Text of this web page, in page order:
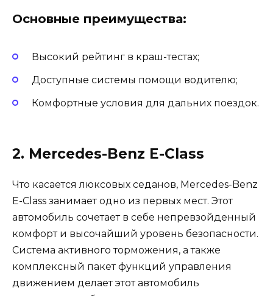
Основные преимущества:
Высокий рейтинг в краш-тестах;
Доступные системы помощи водителю;
Комфортные условия для дальних поездок.
2. Mercedes-Benz E-Class
Что касается люксовых седанов, Mercedes-Benz
E-Class занимает одно из первых мест. Этот
автомобиль сочетает в себе непревзойденный
комфорт и высочайший уровень безопасности.
Система активного торможения, а также
комплексный пакет функций управления
движением делает этот автомобиль